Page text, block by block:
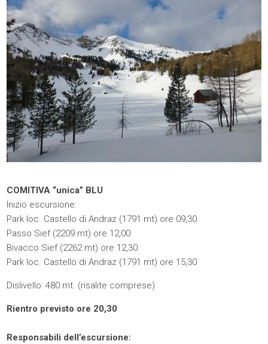
COMITIVA “unica” BLU
Inizio escursione:
Park loc. Castello di Andraz (1791 mt) ore 09,30
Passo Sief (2209 mt) ore 12,00
Bivacco Sief (2262 mt) ore 12,30
Park loc. Castello di Andraz (1791 mt) ore 15,30
Dislivello: 480 mt. (risalite comprese)
Rientro previsto ore 20,30
Responsabili dell’escursione: